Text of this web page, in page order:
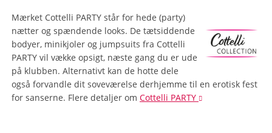
Mærket Cottelli PARTY står for hede (party)
nætter og spændende looks. De tætsiddende
bodyer, minikjoler og jumpsuits fra Cottelli
PARTY vil vække opsigt, næste gang du er ude
på klubben. Alternativt kan de hotte dele
også forvandle dit soveværelse derhjemme til en erotisk fest
for sanserne. Flere detaljer om Cottelli PARTY